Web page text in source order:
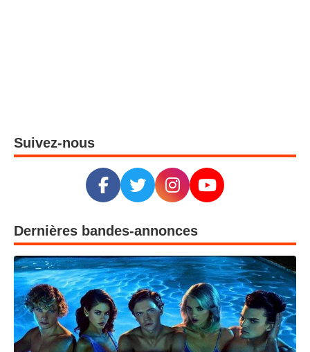
Suivez-nous
Dernières bandes-annonces